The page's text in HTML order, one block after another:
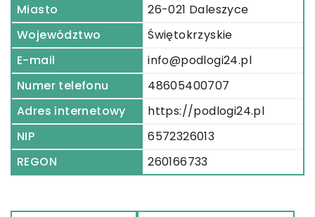
Miasto
26-021 Daleszyce
Województwo
Świętokrzyskie
E-mail
info@podlogi24.pl
Numer telefonu
48605400707
Adres internetowy
https://podlogi24.pl
NIP
6572326013
REGON
260166733